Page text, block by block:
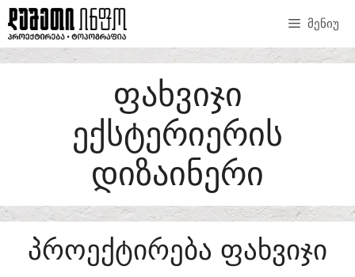
SKIP
TO
CONTENT
ᲛᲔᲜᲘᲣ
ᲤᲐᲮᲕᲘᲯᲘ
ᲔᲥᲡᲢᲔᲠᲘᲔᲠᲘᲡ
ᲓᲘᲖᲐᲘᲜᲔᲠᲘ
ᲞᲠᲝᲔᲥᲢᲘᲠᲔᲑᲐ ᲤᲐᲮᲕᲘᲯᲘ